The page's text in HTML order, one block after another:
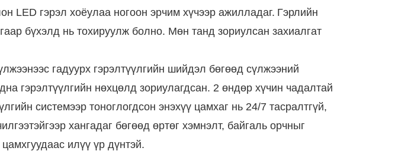
LED гэрэл хоёулаа ногоон эрчим хүчээр ажилладаг. Гэрлийн
бүхэлд нь тохируулж болно. Мөн танд зориулсан захиалгат
гадуурх гэрэлтүүлгийн шийдэл бөгөөд сүлжээний
гэрэлтүүлгийн нөхцөлд зориулагдсан. 2 өндөр хүчин чадалтай
системээр тоноглогдсон энэхүү цамхаг нь 24/7 тасралтгүй,
хангадаг бөгөөд өртөг хэмнэлт, байгаль орчныг
илүү үр дүнтэй.